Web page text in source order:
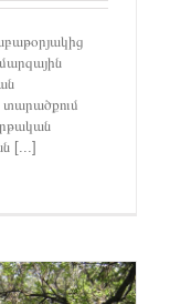
[...]